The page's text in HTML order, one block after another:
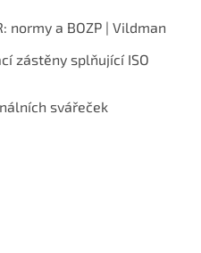
normy a BOZP | Vildman
zástěny splňující ISO
svářeček